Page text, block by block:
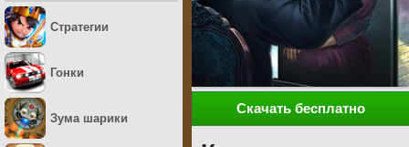
Скачать бесплатно
Стратегии
Гонки
Зума шарики